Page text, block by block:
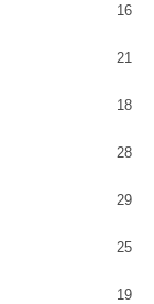
16
21
18
28
29
25
19